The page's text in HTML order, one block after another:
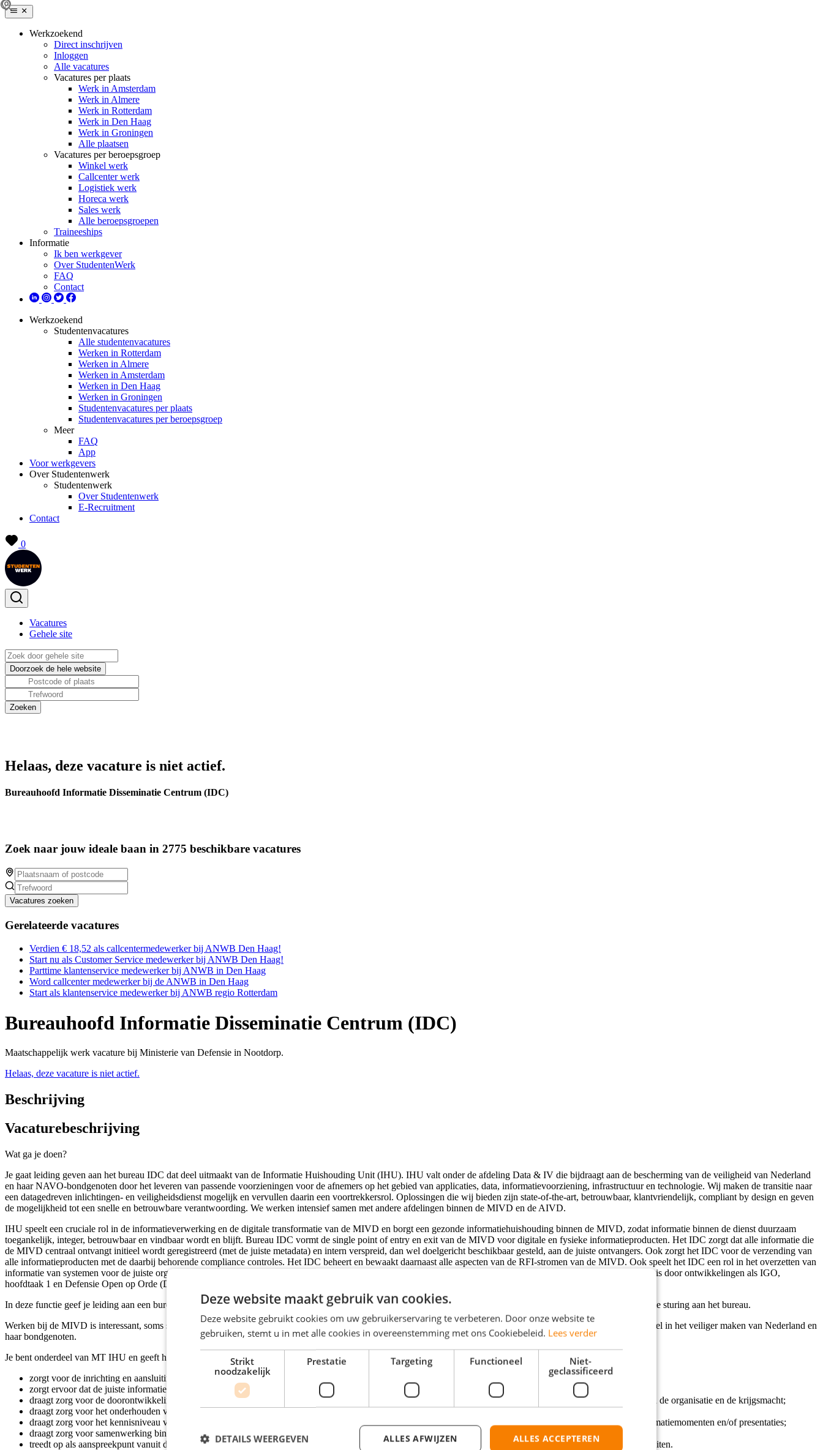
Werkzoekend
Direct inschrijven
Inloggen
Alle vacatures
Vacatures per plaats
Werk in Amsterdam
Werk in Almere
Werk in Rotterdam
Werk in Den Haag
Werk in Groningen
Alle plaatsen
Vacatures per beroepsgroep
Winkel werk
Callcenter werk
Logistiek werk
Horeca werk
Sales werk
Alle beroepsgroepen
Traineeships
Informatie
Ik ben werkgever
Over StudentenWerk
FAQ
Contact
Werkzoekend
Studentenvacatures
Alle studentenvacatures
Werken in Rotterdam
Werken in Almere
Werken in Amsterdam
Werken in Den Haag
Werken in Groningen
Studentenvacatures per plaats
Studentenvacatures per beroepsgroep
Meer
FAQ
App
Voor werkgevers
Over Studentenwerk
Studentenwerk
Over Studentenwerk
E-Recruitment
Contact
0
Vacatures
Gehele site
Helaas, deze vacature is niet actief.
Bureauhoofd Informatie Disseminatie Centrum (IDC)
Zoek naar jouw ideale baan in 2775 beschikbare vacatures
Vacatures zoeken
Gerelateerde vacatures
Verdien € 18,52 als callcentermedewerker bij ANWB Den Haag!
Start nu als Customer Service medewerker bij ANWB Den Haag!
Parttime klantenservice medewerker bij ANWB in Den Haag
Word callcenter medewerker bij de ANWB in Den Haag
Start als klantenservice medewerker bij ANWB regio Rotterdam
Bureauhoofd Informatie Disseminatie Centrum (IDC)
Maatschappelijk werk vacature bij Ministerie van Defensie in Nootdorp.
Helaas, deze vacature is niet actief.
Beschrijving
Vacaturebeschrijving
Wat ga je doen?
Je gaat leiding geven aan het bureau IDC dat deel uitmaakt van de Informatie Huishouding Unit (IHU). IHU valt onder de afdeling Data & IV die bijdraagt aan de bescherming van de veiligheid van Nederland
en haar NAVO-bondgenoten door het leveren van passende voorzieningen voor de afnemers op het gebied van applicaties, data, informatievoorziening, infrastructuur en technologie. Wij maken de transitie naar
een datagedreven inlichtingen- en veiligheidsdienst mogelijk en vervullen daarin een voortrekkersrol. Oplossingen die wij bieden zijn state-of-the-art, betrouwbaar, klantvriendelijk, compliant by design en geven
de mogelijkheid tot een snelle en betrouwbare verantwoording. We werken intensief samen met andere afdelingen binnen de MIVD en de AIVD.
IHU speelt een cruciale rol in de informatieverwerking en de digitale transformatie van de MIVD en borgt een gezonde informatiehuishouding binnen de MIVD, zodat informatie binnen de dienst duurzaam
toegankelijk, integer, betrouwbaar en vindbaar wordt en blijft. Bureau IDC vormt de single point of entry en exit van de MIVD voor digitale en fysieke informatieproducten. Het IDC zorgt dat alle informatie die
de MIVD centraal ontvangt initieel wordt geregistreerd (met de juiste metadata) en intern verspreid, dan wel doelgericht beschikbaar gesteld, aan de juiste ontvangers. Ook zorgt het IDC voor de verzending van
alle informatieproducten met de daarbij behorende compliance controles. Het IDC beheert en bewaakt daarnaast alle aspecten van de RFI-stromen van de MIVD. Ook speelt het IDC een rol in het overzetten van
informatie van systemen voor de juiste organisatieonderdelen. De positionering en taakinvulling van het IDC wordt vormgegeven in een omgeving die zeer in beweging is door ontwikkelingen als IGO,
hoofdtaak 1 en Defensie Open op Orde (DOO).
In deze functie geef je leiding aan een bureau met gedreven medewerkers. Dit doe je niet alleen; samen met een plaatsvervangend hoofd en vier coördinatoren geven jullie sturing aan het bureau.
Werken bij de MIVD is interessant, soms spannend maar bovenal werk dat er toe doet! Je komt in aanraking met nieuwe technologische ontwikkelingen en bent onderdeel in het veiliger maken van Nederland en
haar bondgenoten.
Je bent onderdeel van MT IHU en geeft hiermee richting aan de ontwikkeling van de unit en informatiemanagement binnen de MIVD, en
zorgt voor de inrichting en aansluiting van het bureau binnen IHU, en de doorvertaling ervan binnen reorganisaties;
zorgt ervoor dat de juiste informatie bij de medewerkers belandt en adviseert de leiding van de IHU tijdig en accuraat over de vigerende ontwikkelingen;
draagt zorg voor de doorontwikkeling van het bureau door continue verbetering van processen, werkzaamheden en functies in samenhang met de veranderingen in de organisatie en de krijgsmacht;
draagt zorg voor het onderhouden van klantencontacten zowel intern als extern MIVD op het gebied van disseminatie en IRM/CM;
draagt zorg voor het kennisniveau van de medewerkers van het bureau t.a.v. De organisatie en kwaliteit van de werkzaamheden en verzorgt daar waar nodig informatiemomenten en/of presentaties;
draagt zorg voor samenwerking binnen de I-kolom van de MIVD door te prioriteren en af te stemmen met de andere units van Data & IV en de business;
treedt op als aanspreekpunt vanuit de business in het SAFe mechanisme voor de ontwikkeling en innovatie van disseminatie en IRM/CM gerelateerde functionaliteiten.
Deze website maakt gebruik van cookies.
Deze website gebruikt cookies om uw gebruikerservaring te verbeteren. Door onze website te
gebruiken, stemt u in met alle cookies in overeenstemming met ons Cookiebeleid. Lees verder
Strikt
noodzakelijk
Prestatie Targeting Functioneel
Niet-
geclassificeerd
ALLES ACCEPTEREN
ALLES AFWIJZEN
DETAILS WEERGEVEN